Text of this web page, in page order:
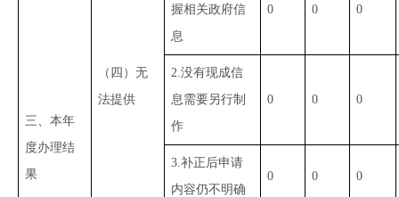
三、本年
度办理结
果
（四）无
法提供
握相关政府信
息
0 0 0
2.没有现成信
息需要另行制
作
0 0 0
3.补正后申请
内容仍不明确
0 0 0